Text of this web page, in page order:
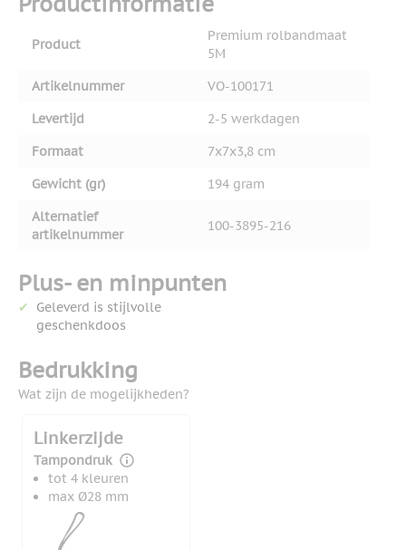
Product
Premium rolbandmaat
5M
Artikelnummer
VO-100171
Levertijd
2-5 werkdagen
Formaat
7x7x3,8 cm
Gewicht (gr)
194 gram
Alternatief
artikelnummer
100-3895-216
Plus- en minpunten
Geleverd is stijlvolle
geschenkdoos
Bedrukking
Wat zijn de mogelijkheden?
Linkerzijde
Tampondruk
tot 4 kleuren
max Ø28 mm